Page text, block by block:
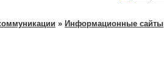
» Информационные сайты